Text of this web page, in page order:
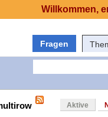
Fragen
Aktive
Willkommen,